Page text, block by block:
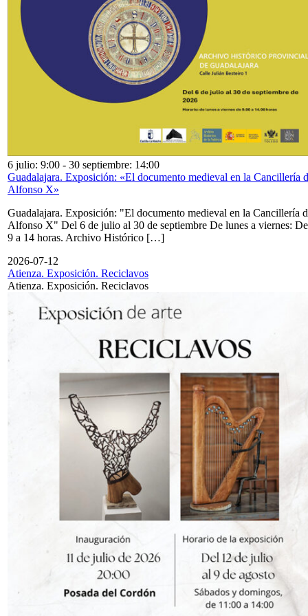
6 julio: 9:00 - 30 septiembre: 14:00
Guadalajara. Exposición: «El documento medieval en la Cancillería
Alfonso X»
Guadalajara. Exposición: "El documento medieval en la Cancillería
Alfonso X" Del 6 de julio al 30 de septiembre De lunes a viernes: De
9 a 14 horas. Archivo Histórico […]
2026-07-12
Atienza. Exposición. Reciclavos
Atienza. Exposición. Reciclavos